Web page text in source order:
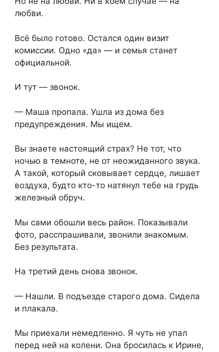
любви.
Всё было готово. Остался один визит
комиссии. Одно «да» — и семья станет
официальной.
И тут — звонок.
— Маша пропала. Ушла из дома без
предупреждения. Мы ищем.
Вы знаете настоящий страх? Не тот, что
ночью в темноте, не от неожиданного звука.
А такой, который сковывает сердце, лишает
воздуха, будто кто-то натянул тебе на грудь
железный обруч.
Мы сами обошли весь район. Показывали
фото, расспрашивали, звонили знакомым.
Без результата.
На третий день снова звонок.
— Нашли. В подъезде старого дома. Сидела
и плакала.
Мы приехали немедленно. Я чуть не упал
перед ней на колени. Она бросилась к Ирине,